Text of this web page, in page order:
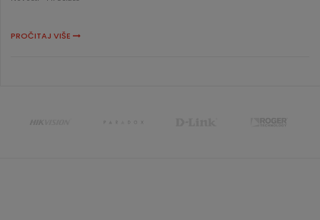
PROČITAJ VIŠE